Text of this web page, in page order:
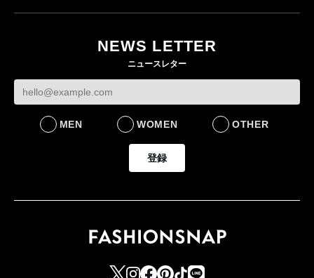
ケットなど7型を発売
をラインナップ
NEWS LETTER
ニュースレター
MEN WOMEN OTHER
登録